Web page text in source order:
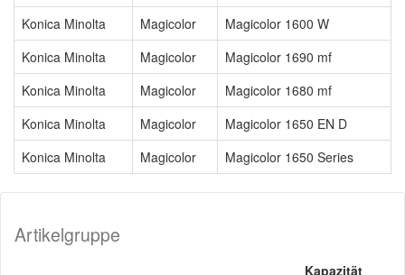
Konica Minolta
Magicolor
Magicolor 1600 W
Konica Minolta
Magicolor
Magicolor 1690 mf
Konica Minolta
Magicolor
Magicolor 1680 mf
Konica Minolta
Magicolor
Magicolor 1650 EN D
Konica Minolta
Magicolor Magicolor 1650 Series
Artikelgruppe
Kapazität